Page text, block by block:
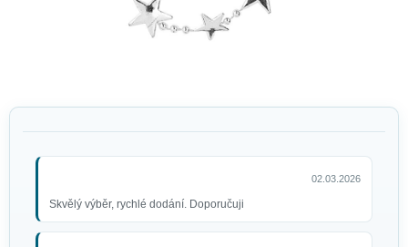
02.03.2026
Skvělý výběr, rychlé dodání. Doporučuji